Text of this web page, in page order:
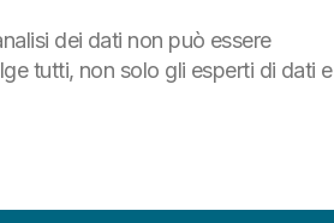
dei dati non può essere
tutti, non solo gli esperti di dati e